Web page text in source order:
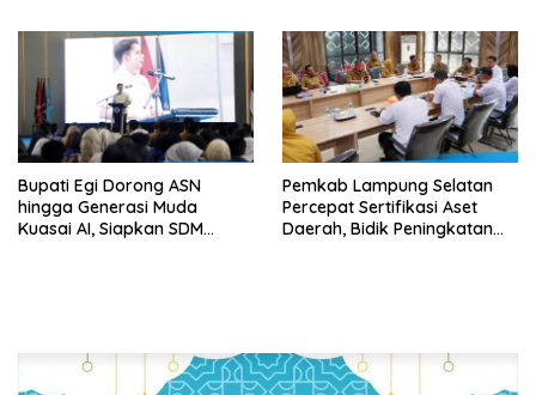
Bupati Egi Dorong ASN
hingga Generasi Muda
Kuasai AI, Siapkan SDM
Pemkab Lampung Selatan
Percepat Sertifikasi Aset
Daerah, Bidik Peningkatan